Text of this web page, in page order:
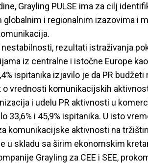
Grayling PULSE ima za cilj
globalnim i regionalnim izazovima i
rezultati istraživanja
iz centralne i istočne Europe
ispitanika izjavilo je da PR budžeti
vrednosti komunikacijskih
i udelu PR aktivnosti u
33,6% i 45,9% ispitanika. U isto
komunikacijske aktivnosti na
u skladu sa širim ekonomskim
Grayling za CEE i SEE,